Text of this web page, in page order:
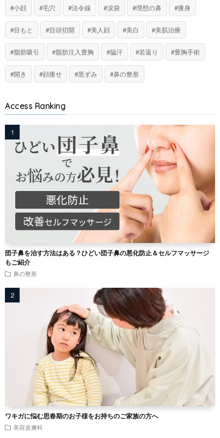
小顔 毛穴 法令線 涙袋 理想の鼻 痩身
目もと 目頭切開 美人顔 美白 美肌治療
脂肪吸引 脂肪注入豊胸 脇汗 若返り 豊胸手術
開き 顔痩せ 黒ずみ 鼻の整形
Access Ranking
団子鼻を治す方法はある？ひどい団子鼻の悪化防止＆セルフマッサージ
もご紹介
鼻の整形
ワキガに悩む思春期のお子様をお持ちのご家族の方へ
美容皮膚科